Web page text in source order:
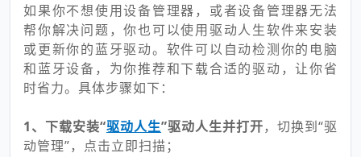
如果你不想使用设备管理器，或者设备管理器无法
帮你解决问题，你也可以使用驱动人生软件来安装
或更新你的蓝牙驱动。软件可以自动检测你的电脑
和蓝牙设备，为你推荐和下载合适的驱动，让你省
时省力。具体步骤如下：
1、下载安装“驱动人生”驱动人生并打开，切换到“驱
动管理”，点击立即扫描；